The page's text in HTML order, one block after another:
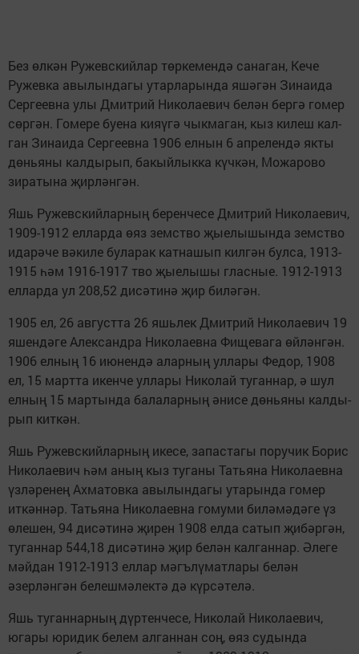
Без өлкән Ружевский­лар төркемендә санаган, Кече
Ружевка авылында­гы утарларында яшәгән Зинаида
Сергеевна улы Дмитрий Николаевич белән бергә гомер
сөр­гән. Гомере буена кияүгә чыкмаган, кыз килеш кал­
ган Зинаида Сергеевна 1906 елнын 6 апрелендә якты
дөньяны калдырып, бакыйлыкка күчкән, Мо­жарово
зиратына җирлән­гән.
Яшь Ружевскийларның беренчесе Дмитрий Ни­колаевич,
1909-1912 елларда өяз земство җыелышында земство
идарәче вәкиле буларак катнашып килгән булса, 1913-
1915 һәм 1916-1917 тво җыелышы гласные. 1912-1913
елларда ул 208,52 дисәтинә җир биләгән.
1905 ел, 26 августта 26 яшьлек Дмитрий Ни­колаевич 19
яшендәге Александра Николаев­на Фищевага өйләнгән.
1906 елның 16 июнендә аларның уллары Федор, 1908
ел, 15 мартта икен­че уллары Николай ту­ганнар, ә шул
елның 15 мартында балаларның әнисе дөньяны калды­
рып киткән.
Яшь Ружевскийларның икесе, запастагы пору­чик Борис
Николаевич һәм аның кыз туганы Татьяна Николаевна
үзләренең Ахматовка авылындагы утарында гомер
иткәннәр. Татья­на Николаевна гомуми биләмәдәге үз
өлешен, 94 дисәтинә җирен 1908 елда сатып җибәргән,
туганнар 544,18 дисә­тинә җир белән калган­нар. Әлеге
мәйдан 1912-1913 еллар мәгълүмат­лары белән
әзерлән­гән белешмәлектә дә күрсәтелә.
Яшь туганнарның дүр­тенчесе, Николай Нико­лаевич,
югары юридик белем алганнан соң, өяз судында